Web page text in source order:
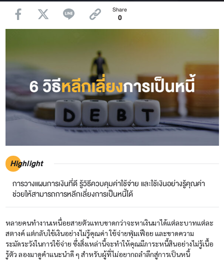
Share
0
Highlight
การวางแผนการเงินที่ดี รู้วิธีควบคุมค่าใช้จ่าย และใช้เงินอย่างรู้คุณค่า
ช่วยให้สามารถการหลีกเลี่ยงการเป็นหนี้ได้
หลายคนทำงานเหนื่อยสายตัวแทบขาดกว่าจะหาเงินมาได้แต่ละบาทแต่ละ
สตางค์ แต่กลับใช้เงินอย่างไม่รู้คุณค่า ใช้จ่ายฟุ่มเฟือย และขาดความ
ระมัดระวังในการใช้จ่าย ซึ่งสิ่งเหล่านี้จะทำให้คุณมีภาระหนี้สินอย่างไม่รู้เนื้อ
รู้ตัว ลองมาดูคำแนะนำดี ๆ สำหรับผู้ที่ไม่อยากถลำลึกสู่การเป็นหนี้